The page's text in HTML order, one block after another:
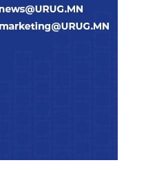
Т.Ганболд:
Ерөнхийлөгчийн
сонгуульд нэр дэвших